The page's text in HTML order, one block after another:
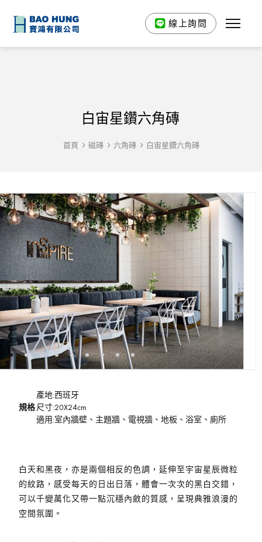
線上詢問
白宙星鑽六角磚
首頁 磁磚 六角磚 白宙星鑽六角磚
規格
產地:西班牙
尺寸:20X24cm
適用:室內牆壁、主題牆、電視牆、地板、浴室、廁所
白天和黑夜，亦是兩個相反的色調，延伸至宇宙星辰微粒
的紋路，感受每天的日出日落，體會一次次的黑白交錯，
可以千變萬化又帶一點沉穩內斂的質感，呈現典雅浪漫的
空間氛圍。